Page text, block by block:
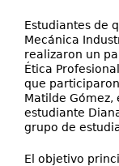
Estudiantes de
Mecánica
realizaron un
Ética
que
Matilde Gómez,
estudiante
grupo de
El objetivo